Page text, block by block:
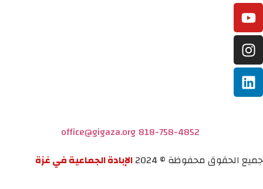
818-758-4852
office@gigaza.org
جميع الحقوق محفوظة © 2024
الإبادة الجماعية في غزة